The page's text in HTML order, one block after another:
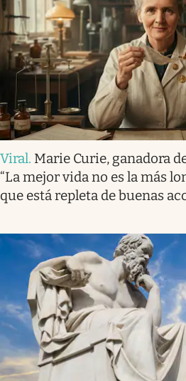
Viral. Marie Curie, ganadora
“La mejor vida no es la más
que está repleta de buenas